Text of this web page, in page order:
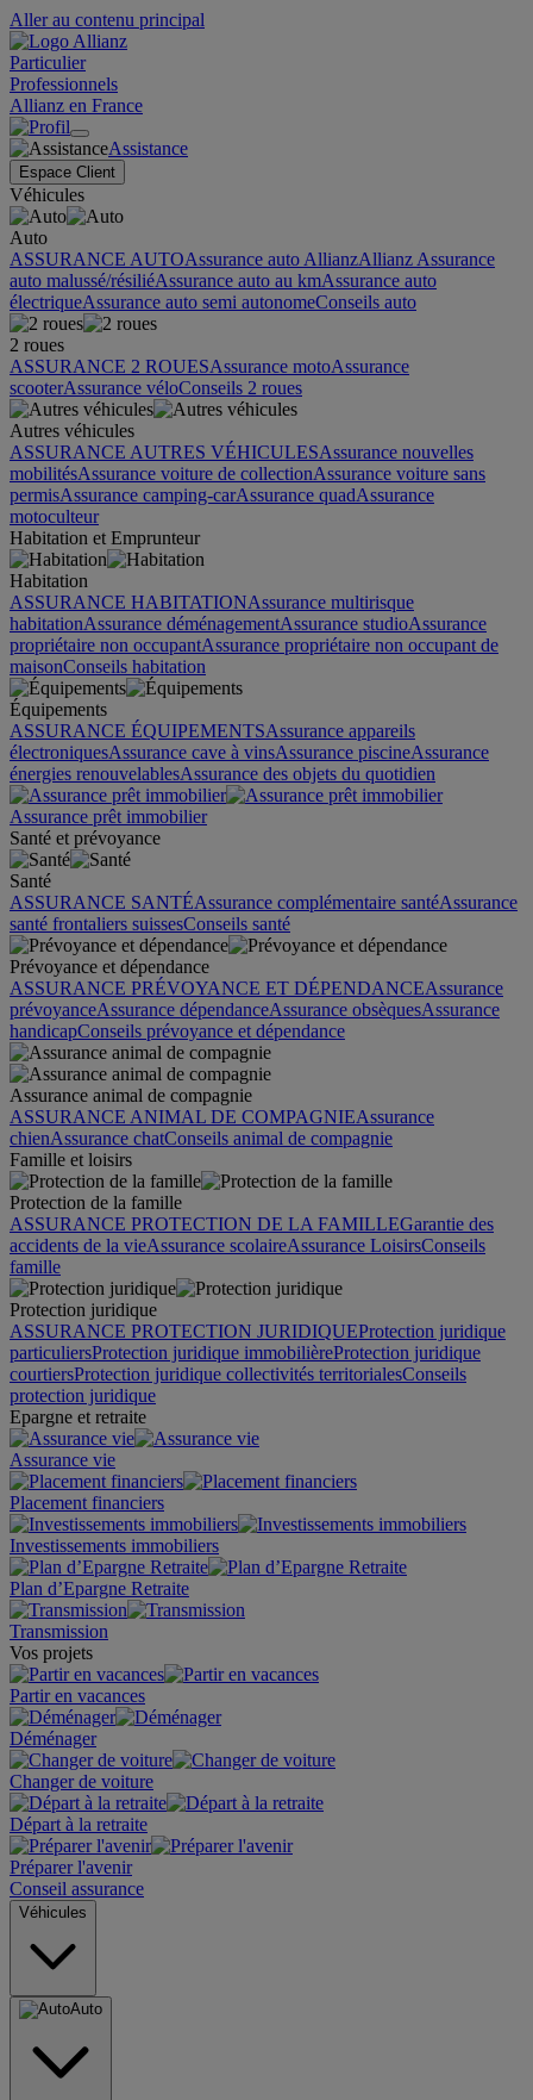
Aller au contenu principal
Particulier
Professionnels
Allianz en France
Assistance
Espace Client
Véhicules
Auto
ASSURANCE AUTOAssurance auto AllianzAllianz Assurance
auto malussé/résiliéAssurance auto au kmAssurance auto
électriqueAssurance auto semi autonomeConseils auto
2 roues
ASSURANCE 2 ROUESAssurance motoAssurance
scooterAssurance véloConseils 2 roues
Autres véhicules
ASSURANCE AUTRES VÉHICULESAssurance nouvelles
mobilitésAssurance voiture de collectionAssurance voiture sans
permisAssurance camping-carAssurance quadAssurance
motoculteur
Habitation et Emprunteur
Habitation
ASSURANCE HABITATIONAssurance multirisque
habitationAssurance déménagementAssurance studioAssurance
propriétaire non occupantAssurance propriétaire non occupant de
maisonConseils habitation
Équipements
ASSURANCE ÉQUIPEMENTSAssurance appareils
électroniquesAssurance cave à vinsAssurance piscineAssurance
énergies renouvelablesAssurance des objets du quotidien
Assurance prêt immobilier
Santé et prévoyance
Santé
ASSURANCE SANTÉAssurance complémentaire santéAssurance
santé frontaliers suissesConseils santé
Prévoyance et dépendance
ASSURANCE PRÉVOYANCE ET DÉPENDANCEAssurance
prévoyanceAssurance dépendanceAssurance obsèquesAssurance
handicapConseils prévoyance et dépendance
Assurance animal de compagnie
ASSURANCE ANIMAL DE COMPAGNIEAssurance
chienAssurance chatConseils animal de compagnie
Famille et loisirs
Protection de la famille
ASSURANCE PROTECTION DE LA FAMILLEGarantie des
accidents de la vieAssurance scolaireAssurance LoisirsConseils
famille
Protection juridique
ASSURANCE PROTECTION JURIDIQUEProtection juridique
particuliersProtection juridique immobilièreProtection juridique
courtiersProtection juridique collectivités territorialesConseils
protection juridique
Epargne et retraite
Assurance vie
Placement financiers
Investissements immobiliers
Plan d’Epargne Retraite
Transmission
Vos projets
Partir en vacances
Déménager
Changer de voiture
Départ à la retraite
Préparer l'avenir
Conseil assurance
Véhicules
Auto